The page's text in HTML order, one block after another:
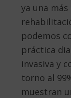
ya una
podemos
práctica
invasiva y
torno al
muestran